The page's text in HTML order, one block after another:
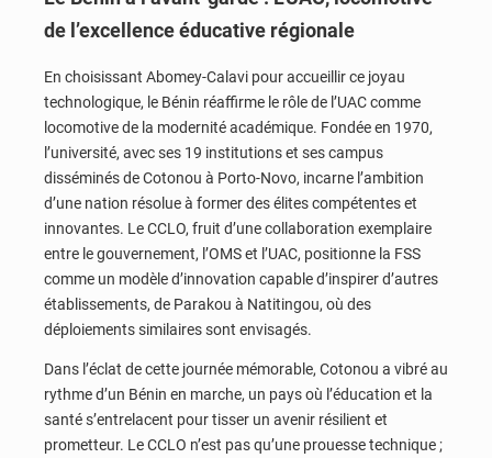
de l’excellence éducative régionale
En choisissant Abomey-Calavi pour accueillir ce joyau
technologique, le Bénin réaffirme le rôle de l’UAC comme
locomotive de la modernité académique. Fondée en 1970,
l’université, avec ses 19 institutions et ses campus
disséminés de Cotonou à Porto-Novo, incarne l’ambition
d’une nation résolue à former des élites compétentes et
innovantes. Le CCLO, fruit d’une collaboration exemplaire
entre le gouvernement, l’OMS et l’UAC, positionne la FSS
comme un modèle d’innovation capable d’inspirer d’autres
établissements, de Parakou à Natitingou, où des
déploiements similaires sont envisagés.
Dans l’éclat de cette journée mémorable, Cotonou a vibré au
rythme d’un Bénin en marche, un pays où l’éducation et la
santé s’entrelacent pour tisser un avenir résilient et
prometteur. Le CCLO n’est pas qu’une prouesse technique ;